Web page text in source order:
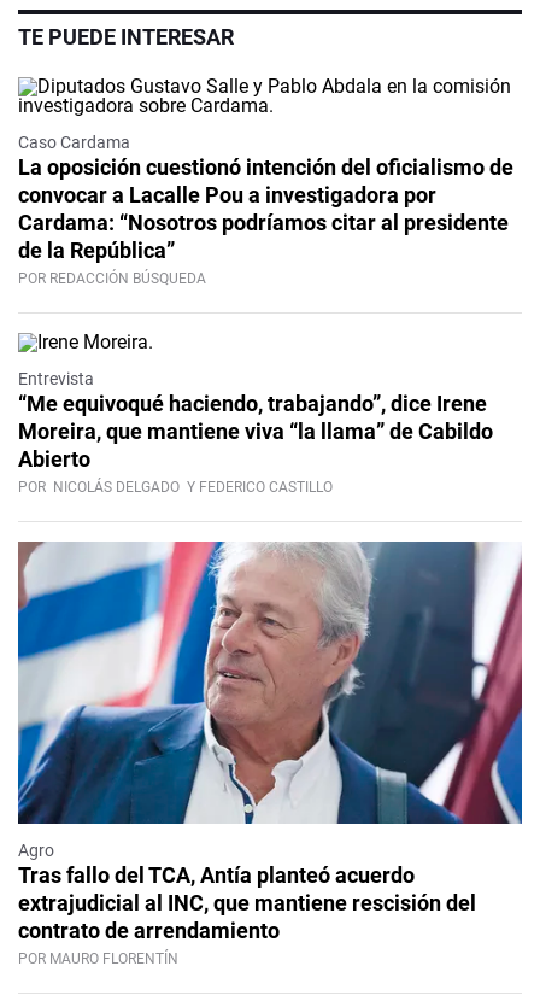
TE PUEDE INTERESAR
Caso Cardama
La oposición cuestionó intención del oficialismo de
convocar a Lacalle Pou a investigadora por
Cardama: “Nosotros podríamos citar al presidente
de la República”
POR REDACCIÓN BÚSQUEDA
Video
Entrevista
“Me equivoqué haciendo, trabajando”, dice Irene
Moreira, que mantiene viva “la llama” de Cabildo
Abierto
POR NICOLÁS DELGADO Y FEDERICO CASTILLO
Agro
Tras fallo del TCA, Antía planteó acuerdo
extrajudicial al INC, que mantiene rescisión del
contrato de arrendamiento
POR MAURO FLORENTÍN